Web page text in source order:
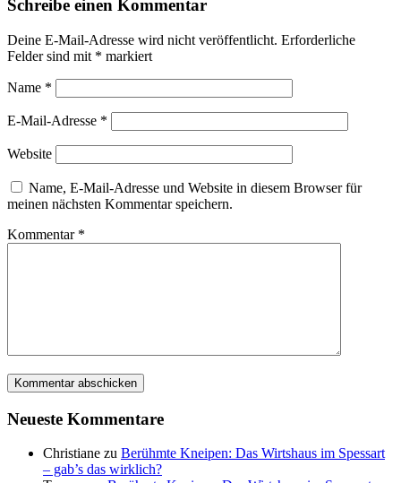
Schreibe einen Kommentar
Deine E-Mail-Adresse wird nicht veröffentlicht. Erforderliche
Felder sind mit * markiert
Name *
E-Mail-Adresse *
Website
Name, E-Mail-Adresse und Website in diesem Browser für
meinen nächsten Kommentar speichern.
Kommentar *
Neueste Kommentare
Christiane zu Berühmte Kneipen: Das Wirtshaus im Spessart
– gab’s das wirklich?